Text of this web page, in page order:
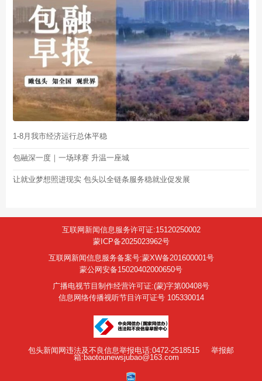
1-8月我市经济运行总体平稳
包融深一度｜一场球赛 升温一座城
让就业梦想照进现实 包头以全链条服务稳就业促发展
互联网新闻信息服务许可证:15120250002
蒙ICP备2025023962号
互联网新闻信息服务备案号:蒙XW备201600001号
蒙公网安备15020402000650号
广播电视节目制作经营许可证:(蒙)字第00408号
信息网络传播视听节目许可证号 105330014
包头新闻网违法及不良信息举报电话:0472-2518515
举报邮
箱:baotounewsjubao@163.com